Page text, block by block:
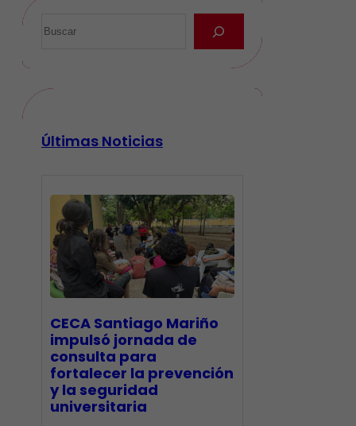
Últimas Noticias
CECA Santiago Mariño
impulsó jornada de
consulta para
fortalecer la prevención
y la seguridad
universitaria